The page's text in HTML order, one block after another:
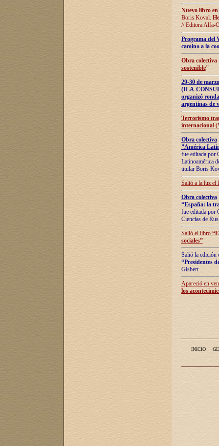
Nuevo libro
Boris Koval.
// Editora Alfa-
Programa del
camino a la
Obra
sostenible"
29-30 de
(ILA-
organizó
argentinas de
Terrorismo
internacional
Obra colectiva
”América
fue editada por
Latinoamérica
titular Boris
Salió a la luz el
Obra colectiva
“España: la
fue editada por
Ciencias de
Salió el libro “
sociales”
Salió la edición
“Presidentes
Gisbert
Apareció en
los
INICIO